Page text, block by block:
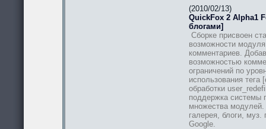
(2010/02/13)
QuickFox 2 Alpha1
блогами]
Сборке присвоен
возможности
комментариев.
возможностью
ограничений по
использования тега
обработки
поддержка системы
множества
галерея, блоги, муз.
Google.